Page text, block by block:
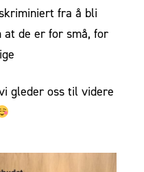
fra å bli
at de er for små, for
gleder oss til videre